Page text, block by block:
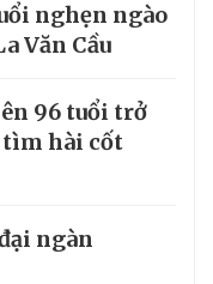
nghẹn ngào
Văn Cầu
96 tuổi trở
tìm hài cốt
ngàn